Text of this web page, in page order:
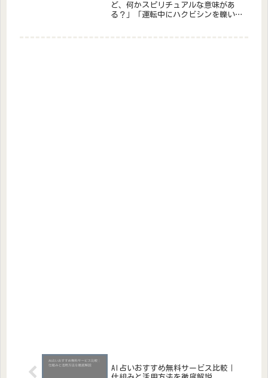
ど、何かスピリチュアルな意味があ
る？」「運転中にハクビシンを轢いて
AI占いおすすめ無料サービス比較｜